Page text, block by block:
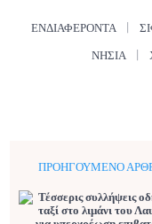
ΕΝΔΙΑΦΈΡΟΝΤΑ
ΝΗΣΙΆ
ΠΡΟΗΓΟΎΜΕΝΟ